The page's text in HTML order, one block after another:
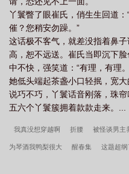
丫鬟瞥了眼崔氏，俏生生回道
催？您稍安勿躁。”
这话极不客气，就差没指着鼻
高，恕不远送。崔氏当即沉下
中不快，强笑道：“有理，有理
她低头端起茶盏小口轻抿，宽大
说巧不巧，丫鬟话音刚落，珠
五六个丫鬟簇拥着款款走来。...
我真没想穿越啊 折腰 被怪谈男主
为琴酒我鸭梨很大 醒春集 这题超纲